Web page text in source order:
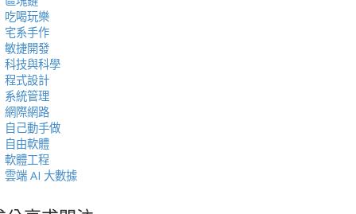
吃喝玩樂
宅系手作
敏捷開發
科技與科學
程式設計
系統管理
網際網路
自己動手做
自由軟體
軟體工程
雲端 AI 大數據